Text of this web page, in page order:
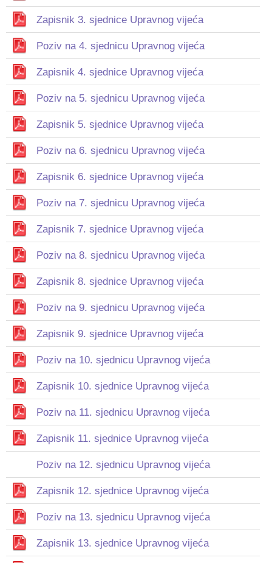
Zapisnik 3. sjednice Upravnog vijeća
Poziv na 4. sjednicu Upravnog vijeća
Zapisnik 4. sjednice Upravnog vijeća
Poziv na 5. sjednicu Upravnog vijeća
Zapisnik 5. sjednice Upravnog vijeća
Poziv na 6. sjednicu Upravnog vijeća
Zapisnik 6. sjednice Upravnog vijeća
Poziv na 7. sjednicu Upravnog vijeća
Zapisnik 7. sjednice Upravnog vijeća
Poziv na 8. sjednicu Upravnog vijeća
Zapisnik 8. sjednice Upravnog vijeća
Poziv na 9. sjednicu Upravnog vijeća
Zapisnik 9. sjednice Upravnog vijeća
Poziv na 10. sjednicu Upravnog vijeća
Zapisnik 10. sjednice Upravnog vijeća
Poziv na 11. sjednicu Upravnog vijeća
Zapisnik 11. sjednice Upravnog vijeća
Poziv na 12. sjednicu Upravnog vijeća
Zapisnik 12. sjednice Upravnog vijeća
Poziv na 13. sjednicu Upravnog vijeća
Zapisnik 13. sjednice Upravnog vijeća